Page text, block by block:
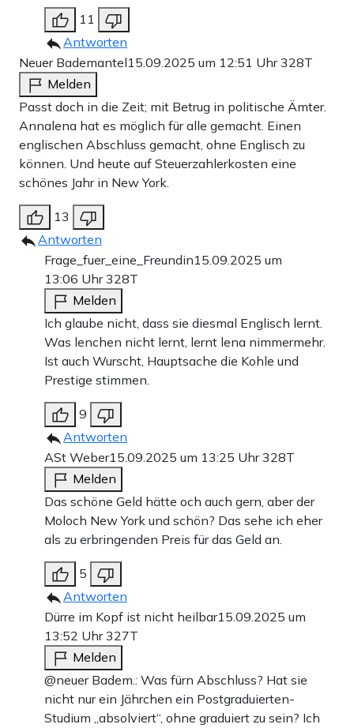
11
Antworten
Neuer Bademantel15.09.2025 um 12:51 Uhr328T
Melden
Passt doch in die Zeit; mit Betrug in politische Ämter.
Annalena hat es möglich für alle gemacht. Einen
englischen Abschluss gemacht, ohne Englisch zu
können. Und heute auf Steuerzahlerkosten eine
schönes Jahr in New York.
13
Antworten
Frage_fuer_eine_Freundin15.09.2025 um
13:06 Uhr328T
Melden
Ich glaube nicht, dass sie diesmal Englisch lernt.
Was lenchen nicht lernt, lernt lena nimmermehr.
Ist auch Wurscht, Hauptsache die Kohle und
Prestige stimmen.
9
Antworten
ASt Weber15.09.2025 um 13:25 Uhr328T
Melden
Das schöne Geld hätte och auch gern, aber der
Moloch New York und schön? Das sehe ich eher
als zu erbringenden Preis für das Geld an.
5
Antworten
Dürre im Kopf ist nicht heilbar15.09.2025 um
13:52 Uhr327T
Melden
@neuer Badem.: Was fürn Abschluss? Hat sie
nicht nur ein Jährchen ein Postgraduierten-
Studium „absolviert“, ohne graduiert zu sein? Ich